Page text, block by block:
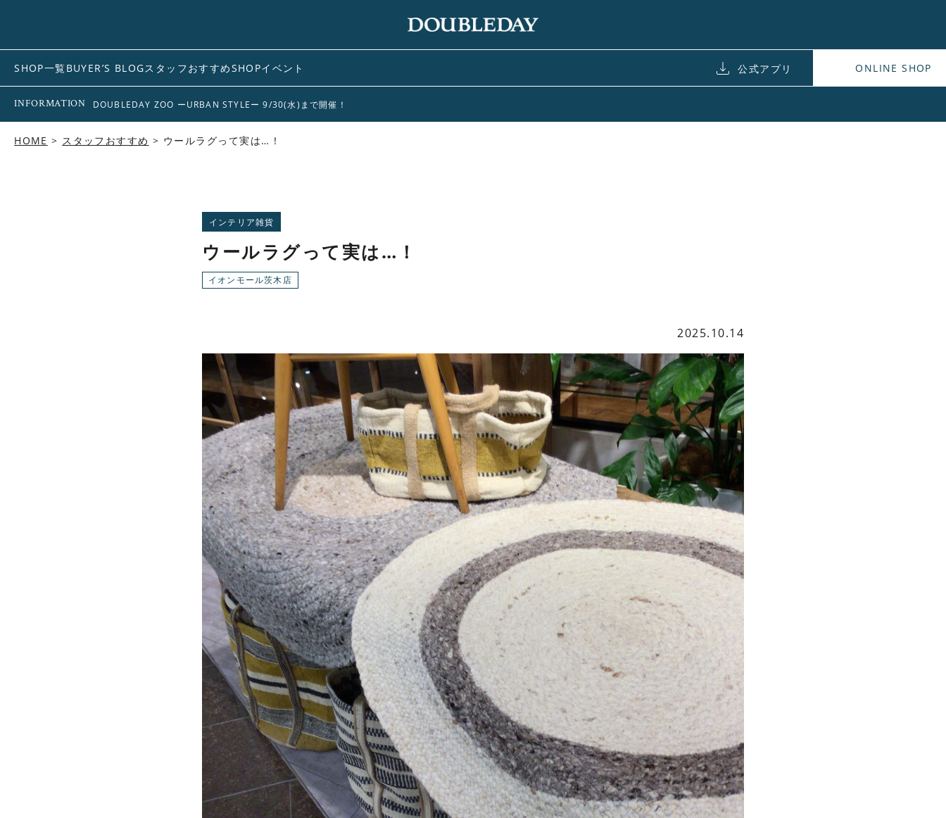
SHOP一覧BUYER’S BLOGスタッフおすすめSHOPイベント 公式アプリ ONLINE SHOP
INFORMATION DOUBLEDAY ZOO ーURBAN STYLEー 9/30(水)まで開催！
HOME スタッフおすすめ ウールラグって実は…！
インテリア雑貨
ウールラグって実は…！
イオンモール茨木店
2025.10.14